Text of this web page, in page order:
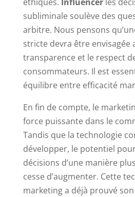
subliminale soulève des
arbitre. Nous pensons
stricte devra être envisagée
transparence et le respect
consommateurs. Il est
équilibre entre efficacité
En fin de compte, le
force puissante dans le
Tandis que la technologie
développer, le potentiel
décisions d’une manière
cesse d’augmenter. Cette
marketing a déjà prouvé